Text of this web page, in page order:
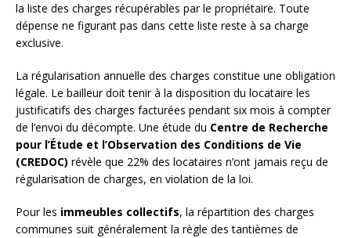
la liste des charges récupérables par le propriétaire. Toute
dépense ne figurant pas dans cette liste reste à sa charge
exclusive.
La régularisation annuelle des charges constitue une obligation
légale. Le bailleur doit tenir à la disposition du locataire les
justificatifs des charges facturées pendant six mois à compter
de l’envoi du décompte. Une étude du Centre de Recherche
pour l’Étude et l’Observation des Conditions de Vie
(CREDOC) révèle que 22% des locataires n’ont jamais reçu de
régularisation de charges, en violation de la loi.
Pour les immeubles collectifs, la répartition des charges
communes suit généralement la règle des tantièmes de